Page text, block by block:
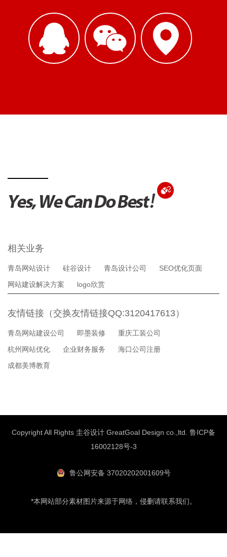
相关业务
青岛网站设计 硅谷设计 青岛设计公司
SEO优化页面
网站建设解决方案
logo欣赏
友情链接（交换友情链接QQ:3120417613）
青岛网站建设公司 即墨装修
重庆工装公司
杭州网站优化
企业财务服务
海口公司注册
成都美博教育
Copyright All Rights 圭谷设计 GreatGoal Design co.,ltd. 鲁ICP备
16002128号-3
鲁公网安备 37020202001609号
*本网站部分素材图片来源于网络，侵删请联系我们。